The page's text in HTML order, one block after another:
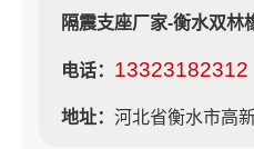
隔震支座厂家-衡水双林
电话： 13323182312
地址： 河北省衡水市高